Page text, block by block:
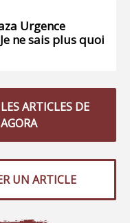
Urgence
ne sais plus quoi
ARTICLES DE
UN ARTICLE